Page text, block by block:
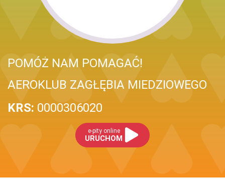
POMÓŻ NAM POMAGAĆ!
AEROKLUB ZAGŁĘBIA MIEDZIOWEGO
KRS: 0000306020
e-pity online
URUCHOM